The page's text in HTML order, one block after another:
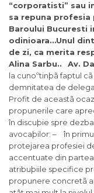
“corporatisti” sau
sa repuna profesia
Baroului Bucuresti
odinioara…Unul
de zi, ca merita
Alina Sarbu..
Av.
la cunoºtinþã faptul
demnitatea de
Profit de aceastã
propunerile care
în discuþie spre
avocaþilor: – în
protejarea profesiei
accentuate din
atribuþiile specifice
propunere concretã